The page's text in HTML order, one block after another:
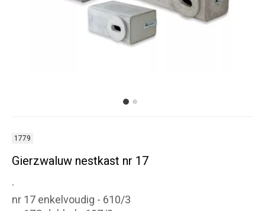
1779
Gierzwaluw nestkast nr 17
.
nr 17 enkelvoudig - 610/3